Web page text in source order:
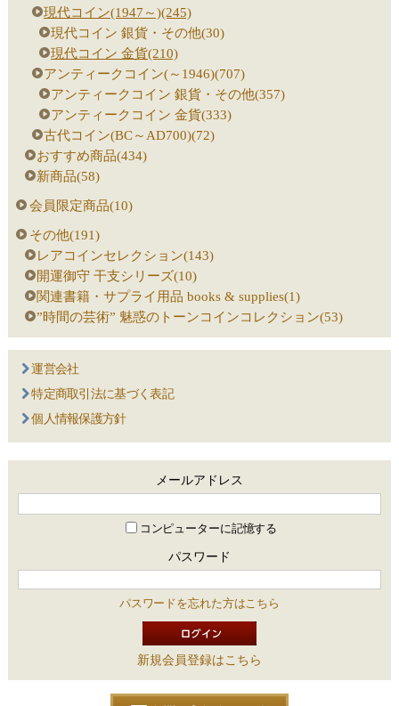
現代コイン(1947～)(245)
現代コイン 銀貨・その他(30)
現代コイン 金貨(210)
アンティークコイン(～1946)(707)
アンティークコイン 銀貨・その他(357)
アンティークコイン 金貨(333)
古代コイン(BC～AD700)(72)
おすすめ商品(434)
新商品(58)
会員限定商品(10)
その他(191)
レアコインセレクション(143)
開運御守 干支シリーズ(10)
関連書籍・サプライ用品 books & supplies(1)
”時間の芸術” 魅惑のトーンコインコレクション(53)
運営会社
特定商取引法に基づく表記
個人情報保護方針
メールアドレス
コンピューターに記憶する
パスワード
パスワードを忘れた方はこちら
新規会員登録はこちら